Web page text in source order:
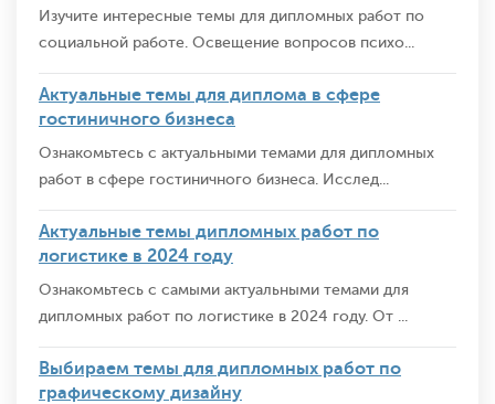
Изучите интересные темы для дипломных работ по
социальной работе. Освещение вопросов психо...
Актуальные темы для диплома в сфере
гостиничного бизнеса
Ознакомьтесь с актуальными темами для дипломных
работ в сфере гостиничного бизнеса. Исслед...
Актуальные темы дипломных работ по
логистике в 2024 году
Ознакомьтесь с самыми актуальными темами для
дипломных работ по логистике в 2024 году. От ...
Выбираем темы для дипломных работ по
графическому дизайну